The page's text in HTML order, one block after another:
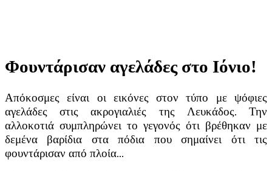
Φουντάρισαν αγελάδες στο Ιόνιο!
Απόκοσμες είναι οι εικόνες στον τύπο με ψόφιες
αγελάδες στις ακρογιαλιές της Λευκάδος. Την
αλλοκοτιά συμπληρώνει το γεγονός ότι βρέθηκαν με
δεμένα βαρίδια στα πόδια που σημαίνει ότι τις
φουντάρισαν από πλοία…